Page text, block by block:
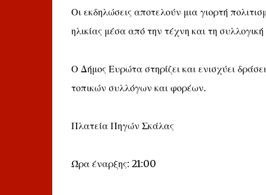
Οι εκδηλώσεις αποτελούν μια γιορτή
ηλικίας μέσα από την τέχνη και τη συλλογική
Ο Δήμος Ευρώτα στηρίζει και ενισχύει
τοπικών συλλόγων και φορέων.
Πλατεία Πηγών Σκάλας
Ώρα έναρξης: 21:00